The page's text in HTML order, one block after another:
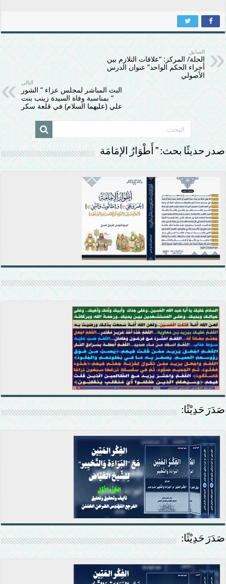
السابق
الحلة/ المركز: “علاقات التلازم بين
أجراء الحكم الواحد” عنوان الدرس
الأصولي
التالي
البث المباشر لمجلس عزاء ” الشور
” بمناسبة وفاة السيدة زينب بنت
علي (عليهما السلام) في قلعة سكر
صدر حديثًا بحث: ” أَطْوَارُ الإمَامَة
صَدَرَ حَدِيْثًا:
صَدَرَ حَدِيْثًا: